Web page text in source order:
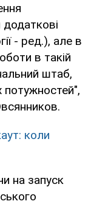
- ред.), але в
в такій
штаб,
потужностей",
коли
на запуск